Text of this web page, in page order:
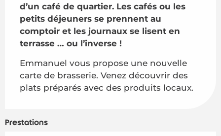
d’un café de quartier. Les cafés ou les
petits déjeuners se prennent au
comptoir et les journaux se lisent en
terrasse … ou l’inverse !
Emmanuel vous propose une nouvelle
carte de brasserie. Venez découvrir des
plats préparés avec des produits locaux.
Prestations